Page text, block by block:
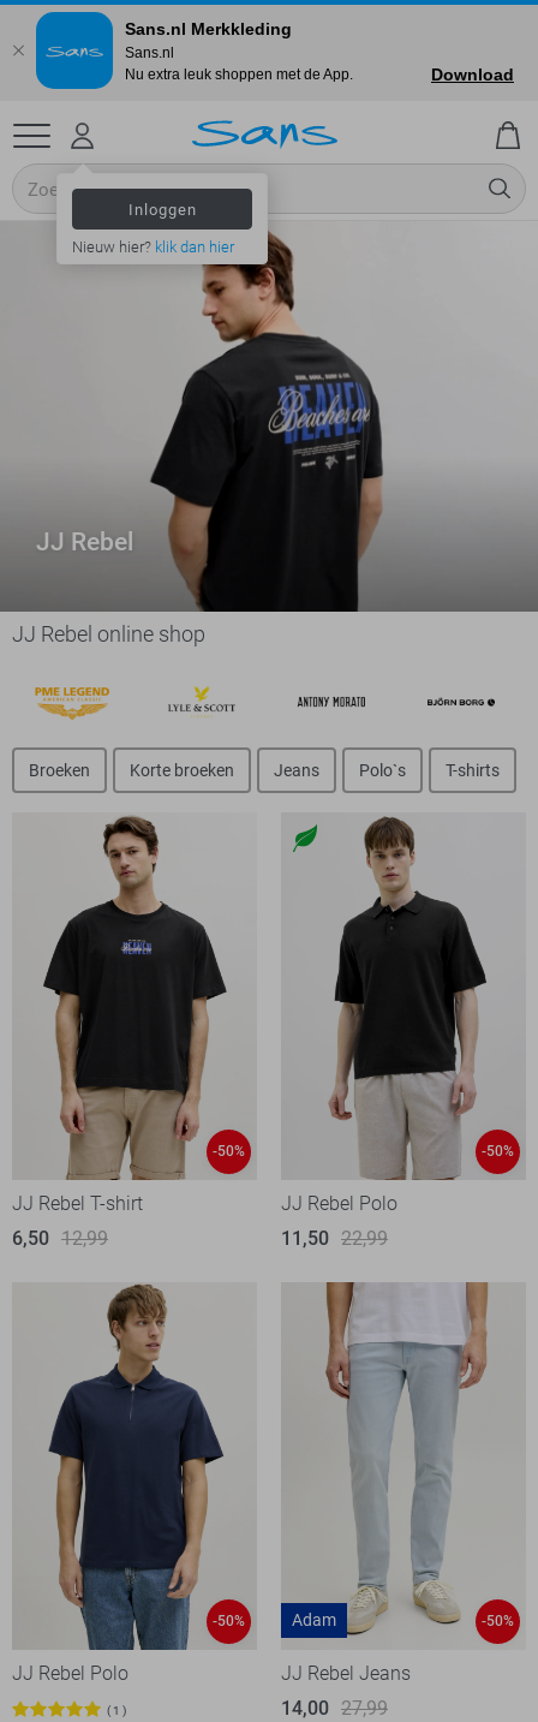
Inloggen
Nieuw hier? klik dan hier
JJ Rebel
JJ Rebel online shop
Broeken Korte broeken Jeans Polo`s T-shirts
-50%
JJ Rebel T-shirt
6,50 12,99
-50%
JJ Rebel Polo
11,50 22,99
-50%
JJ Rebel Polo
1
Adam -50%
JJ Rebel Jeans
14,00 27,99
Sans.nl Merkkleding
Sans.nl
Nu extra leuk shoppen met de App.
Download